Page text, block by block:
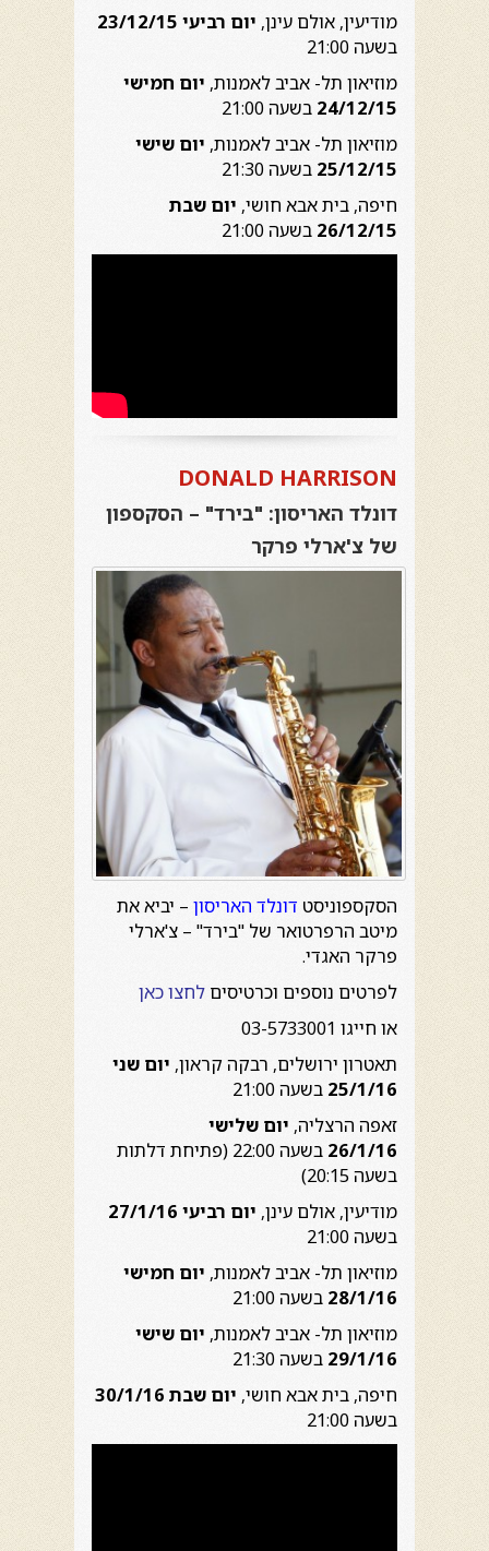
מודיעין, אולם עינן, יום רביעי 23/12/15
בשעה 21:00
מוזיאון תל- אביב לאמנות, יום חמישי
24/12/15 בשעה 21:00
מוזיאון תל- אביב לאמנות, יום שישי
25/12/15 בשעה 21:30
חיפה, בית אבא חושי, יום שבת
26/12/15 בשעה 21:00
DONALD HARRISON
דונלד האריסון: "בירד" – הסקספון
של צ'ארלי פרקר
הסקספוניסט דונלד האריסון – יביא את
מיטב הרפרטואר של "בירד" – צ'ארלי
פרקר האגדי.
לפרטים נוספים וכרטיסים לחצו כאן
או חייגו 03-5733001
תאטרון ירושלים, רבקה קראון, יום שני
25/1/16 בשעה 21:00
זאפה הרצליה, יום שלישי
26/1/16
בשעה 22:00 (פתיחת דלתות
בשעה 20:15)
מודיעין, אולם עינן, יום רביעי 27/1/16
בשעה 21:00
מוזיאון תל- אביב לאמנות, יום חמישי
28/1/16 בשעה 21:00
מוזיאון תל- אביב לאמנות, יום שישי
29/1/16 בשעה 21:30
חיפה, בית אבא חושי, יום שבת 30/1/16
בשעה 21:00